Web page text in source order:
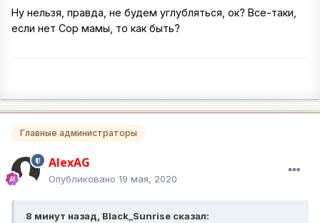
Ну нельзя, правда, не будем углубляться, ок? Все-таки,
если нет Сор мамы, то как быть?
Главные администраторы
AlexAG
Опубликовано 19 мая, 2020
8 минут назад, Black_Sunrise сказал: